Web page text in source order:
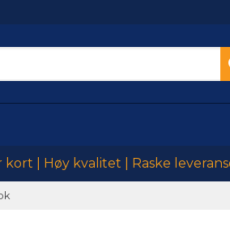
| Høy kvalitet | Raske